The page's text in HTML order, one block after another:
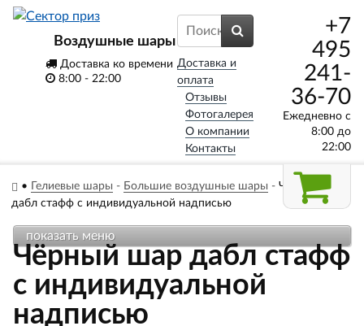
Воздушные шары
Доставка ко времени
8:00 - 22:00
Доставка и
оплата
Отзывы
Фотогалерея
О компании
Контакты
+7
495
241-
36-70
Ежедневно с
8:00 до
22:00
• Гелиевые шары - Большие воздушные шары - Чёрный шар
дабл стафф с индивидуальной надписью
Чёрный шар дабл стафф
с индивидуальной
надписью
показать меню